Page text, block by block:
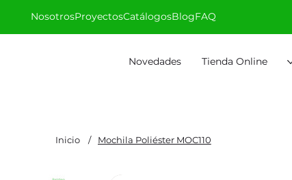
Novedades Tienda Online
NosotrosProyectosCatálogosBlogFAQ
Inicio / Mochila Poliéster MOC110